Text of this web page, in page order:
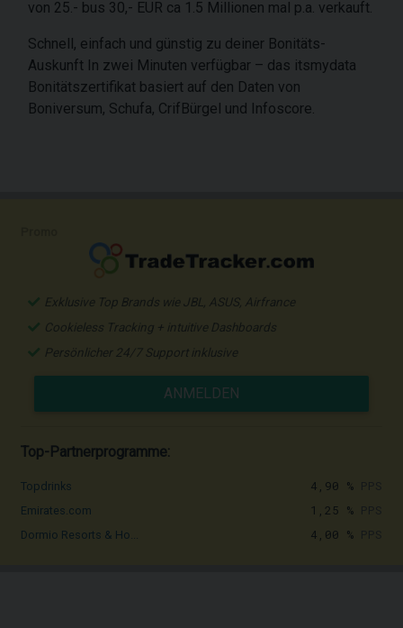
von 25.- bus 30,- EUR ca 1.5 Millionen mal p.a. verkauft.
Schnell, einfach und günstig zu deiner Bonitäts-
Auskunft In zwei Minuten verfügbar – das itsmydata
Bonitätszertifikat basiert auf den Daten von
Boniversum, Schufa, CrifBürgel und Infoscore.
Exklusive Top Brands wie JBL, ASUS, Airfrance
Cookieless Tracking + intuitive Dashboards
Persönlicher 24/7 Support inklusive
ANMELDEN
Top-Partnerprogramme:
Topdrinks 4,90 %
Emirates.com 1,25 %
Dormio Resorts & Ho... 4,00 %